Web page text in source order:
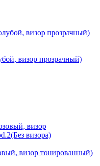
визор прозрачный)
визор тонированный)